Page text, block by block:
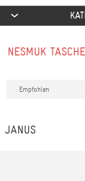
NESMUK
JANUS